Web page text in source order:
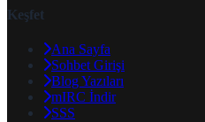
Keşfet
Ana Sayfa
Sohbet Girişi
Blog Yazıları
mIRC İndir
SSS